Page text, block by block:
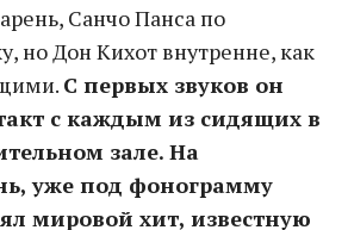
Санчо Панса по
но Дон Кихот внутренне, как
С первых звуков он
с каждым из сидящих в
зале. На
уже под фонограмму
мировой хит, известную